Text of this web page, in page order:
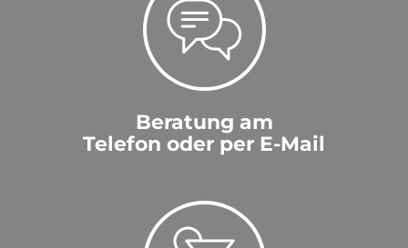
Beratung am
Telefon oder per E-Mail